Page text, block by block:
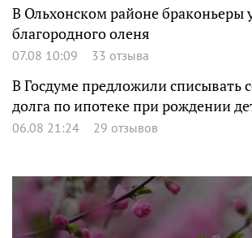
В Ольхонском районе браконьеры
благородного оленя
07.08 10:09 33 отзыва
В Госдуме предложили списывать
долга по ипотеке при рождении
06.08 21:24 29 отзывов